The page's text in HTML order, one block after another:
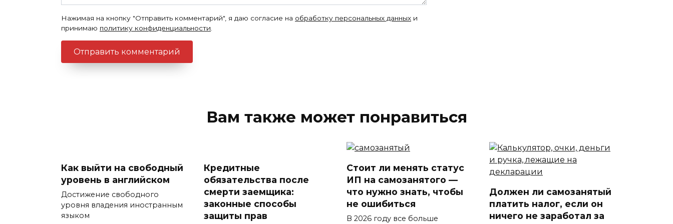
Нажимая на кнопку "Отправить комментарий", я даю согласие на обработку персональных данных и
принимаю политику конфиденциальности
Вам также может понравиться
Как выйти на свободный
уровень в английском
Достижение свободного
уровня владения иностранным
языком
Кредитные
обязательства после
смерти заемщика:
законные способы
защиты прав
Стоит ли менять статус
ИП на самозанятого —
что нужно знать, чтобы
не ошибиться
В 2026 году все больше
Должен ли самозанятый
платить налог, если он
ничего не заработал за